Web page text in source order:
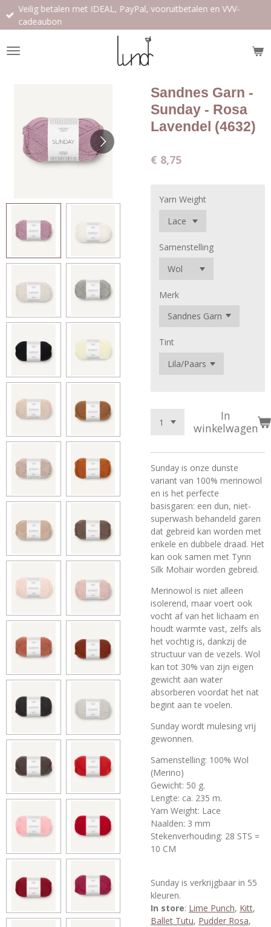
Ga
direct
de
Veilig betalen met IDEAL, PayPal, vooruitbetalen en VVV-
cadeaubon
Sandnes Garn -
Sunday - Rosa
Lavendel (4632)
€ 8,75
Yarn Weight
Samenstelling
Merk
Tint
In
winkelwagen
Sunday is onze dunste
variant van 100% merinowol
en is het perfecte
basisgaren: een dun, niet-
superwash behandeld garen
dat gebreid kan worden met
enkele en dubbele draad. Het
kan ook samen met Tynn
Silk Mohair worden gebreid.
Merinowol is niet alleen
isolerend, maar voert ook
vocht af van het lichaam en
houdt warmte vast, zelfs als
het vochtig is, dankzij de
structuur van de vezels. Wol
kan tot 30% van zijn eigen
gewicht aan water
absorberen voordat het nat
begint aan te voelen.
Sunday wordt mulesing vrij
gewonnen.
Samenstelling: 100% Wol
(Merino)
Gewicht: 50 g.
Lengte: ca. 235 m.
Yarn Weight: Lace
Naalden: 3 mm
Stekenverhouding: 28 STS =
10 CM
Sunday is verkrijgbaar in 55
kleuren.
In store: Lime Punch, Kitt,
Ballet Tutu, Pudder Rosa,